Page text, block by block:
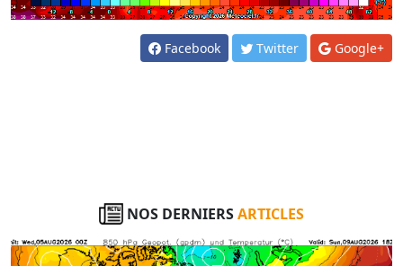
Facebook Twitter Google+
NOS DERNIERSARTICLES